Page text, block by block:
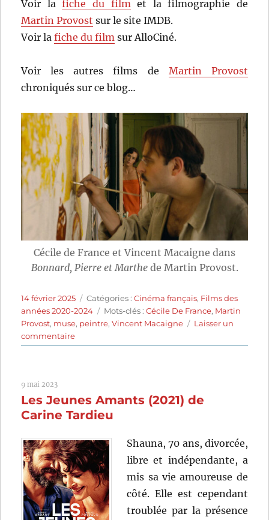
Voir lafiche du filmet la filmographie de
Martin Provost sur le site IMDB.
Voir lafiche du film sur AlloCiné.
Voir les autres films de Martin Provost
chroniqués sur ce blog…
Cécile de France et Vincent Macaigne dans
Bonnard, Pierre et Marthede Martin Provost.
Publié
le
14 février 2025 Catégories
Catégories :Cinéma français, Films des
années 2020-2024
Étiquettes
Mots-clés :Cécile De France, Martin
Provost, muse, peintre,Vincent Macaigne
Laisser un
commentairesur
Bonnard,
(2023)
de
Provost
9 mai 2023
Les Jeunes Amants (2021) de
Carine Tardieu
Shauna, 70 ans, divorcée,
libre et indépendante, a
mis sa vie amoureuse de
côté. Elle est cependant
troublée par la présence